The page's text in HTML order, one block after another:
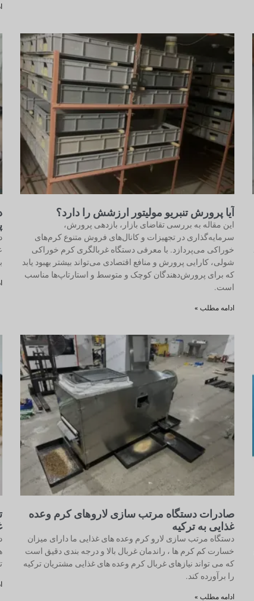
آیا پرورش تنبریو مولیتور ارزشش را دارد؟
این مقاله به بررسی تقاضای بازار، بازدهی پرورش،
سرمایه‌گذاری در تجهیزات و کانال‌های فروش متنوع کرم‌های
خوراکی می‌پردازد. با معرفی دستگاه غربالگری کرم خوراکی
شولی، کارایی پرورش و منافع اقتصادی می‌تواند بیشتر بهبود یابد
که برای پرورش‌دهندگان کوچک و متوسط و استارتاپ‌ها مناسب
است.
ادامه مطلب »
صادرات دستگاه مرتب سازی لاروهای کرم وعده
غذایی به ترکیه
دستگاه مرتب سازی لارو کرم وعده های غذایی ما دارای میزان
خسارت کم کرم ها ، راندمان غربال بالا و درجه بندی دقیق است
که می تواند نیازهای غربال کرم وعده های غذایی مشتریان ترکیه
را برآورده کند.
ادامه مطلب »